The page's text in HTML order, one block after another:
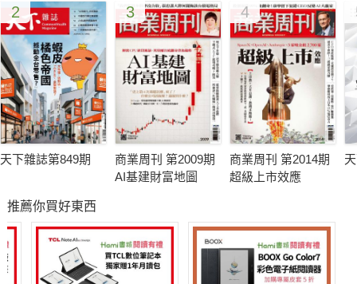
2
天下雜誌第849期
3
商業周刊 第2009期
AI基建財富地圖
4
商業周刊 第2014期
超級上市效應
推薦你買好東西